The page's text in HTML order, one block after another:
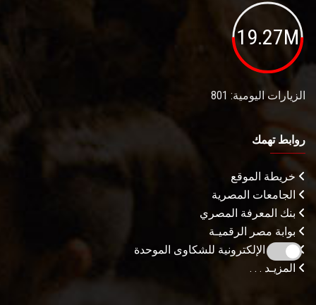
19.27M
الزيارات اليومية: 801
روابط تهمك
خريطة الموقع
الجامعات المصرية
بنك المعرفة المصري
بوابة مصر الرقميـة
البوابة الإلكترونية للشكاوى الموحدة
المزيـد . . .